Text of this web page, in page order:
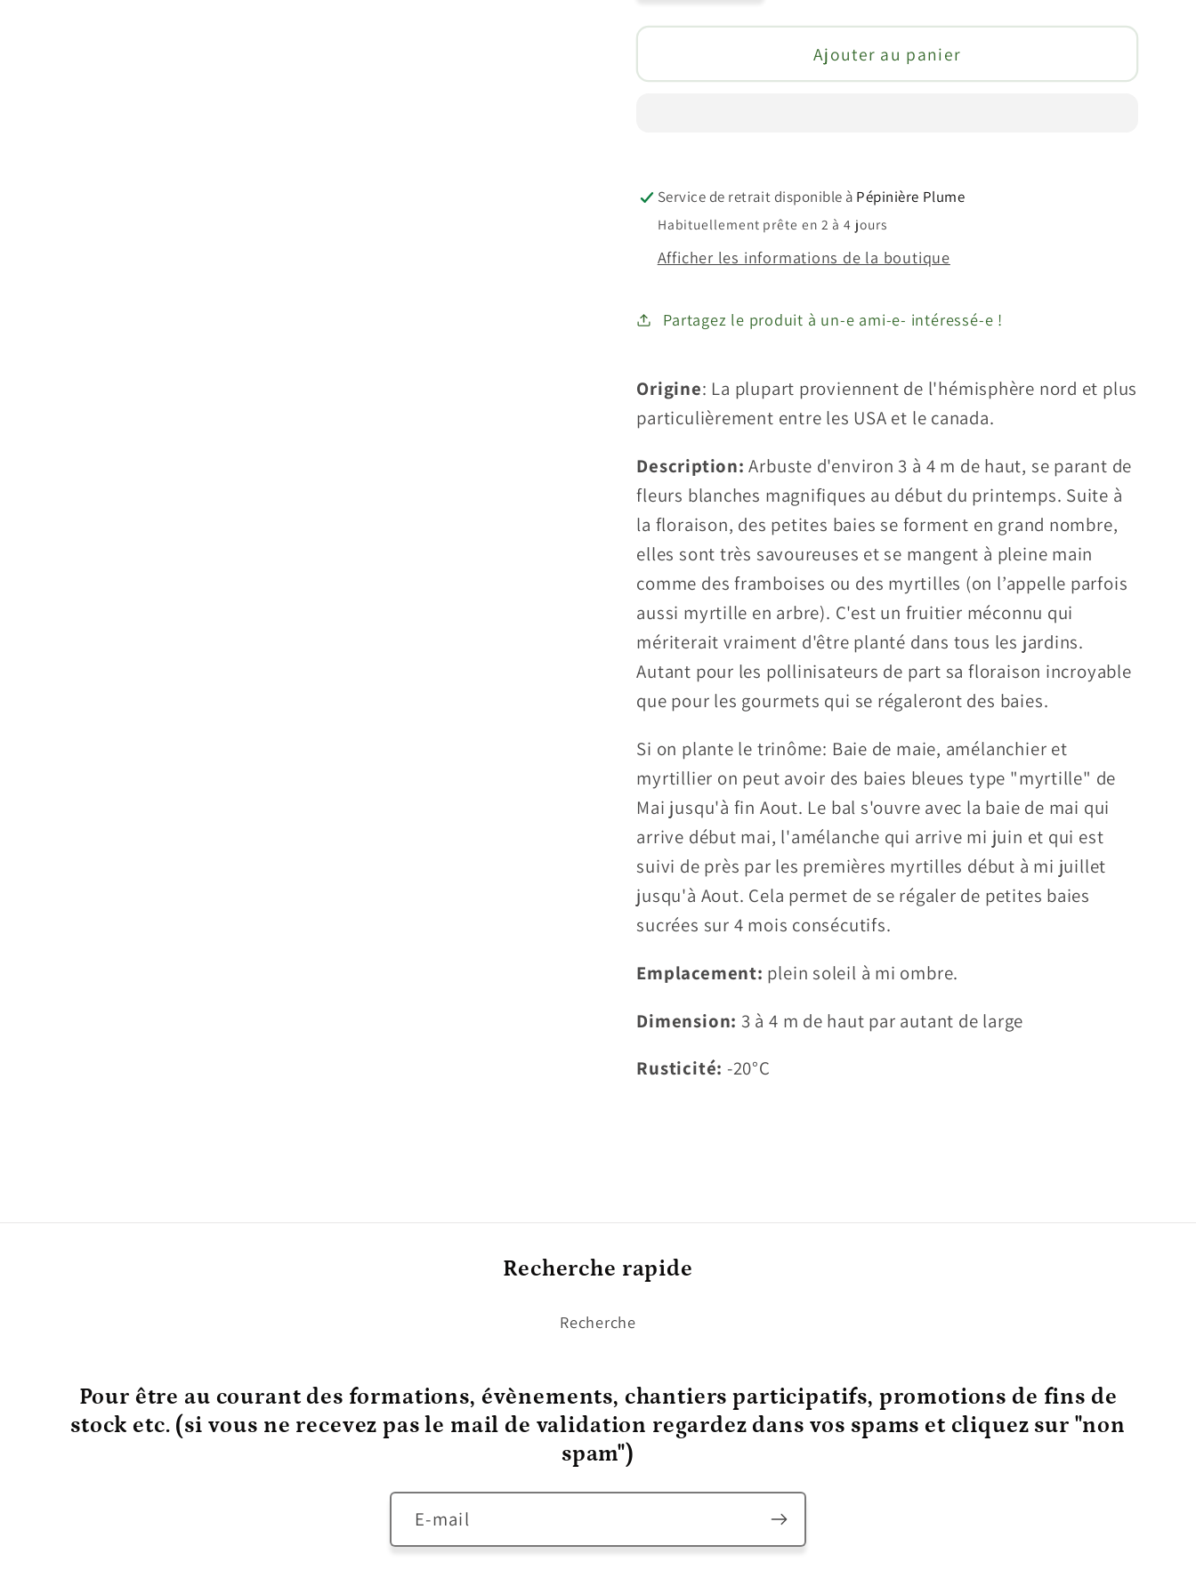
quantité
Amélanchier
quantité
Amélanchier
Ajouter au panier
Service de retrait disponible à Pépinière Plume
Habituellement prête en 2 à 4 jours
Afficher les informations de la boutique
Partagez le produit à un-e ami-e- intéressé-e !
Origine: La plupart proviennent de l'hémisphère nord et plus
particulièrement entre les USA et le canada.
Description: Arbuste d'environ 3 à 4 m de haut, se parant de
fleurs blanches magnifiques au début du printemps. Suite à
la floraison, des petites baies se forment en grand nombre,
elles sont très savoureuses et se mangent à pleine main
comme des framboises ou des myrtilles (on l’appelle parfois
aussi myrtille en arbre). C'est un fruitier méconnu qui
mériterait vraiment d'être planté dans tous les jardins.
Autant pour les pollinisateurs de part sa floraison incroyable
que pour les gourmets qui se régaleront des baies.
Si on plante le trinôme: Baie de maie, amélanchier et
myrtillier on peut avoir des baies bleues type "myrtille" de
Mai jusqu'à fin Aout. Le bal s'ouvre avec la baie de mai qui
arrive début mai, l'amélanche qui arrive mi juin et qui est
suivi de près par les premières myrtilles début à mi juillet
jusqu'à Aout. Cela permet de se régaler de petites baies
sucrées sur 4 mois consécutifs.
Emplacement: plein soleil à mi ombre.
Dimension: 3 à 4 m de haut par autant de large
Rusticité: -20°C
Recherche rapide
Recherche
Pour être au courantdes formations, évènements, chantiers participatifs, promotions de fins de
stock etc. (si vous ne recevez pas le mail de validation regardez dans vos spams et cliquez sur "non
spam")
E-mail